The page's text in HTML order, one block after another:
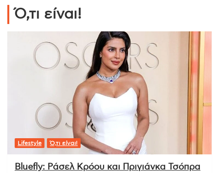
Ό,τι είναι!
Lifestyle Ό,τι είναι!
Bluefly: Ράσελ Κρόου και Πριγιάνκα Τσόπρα